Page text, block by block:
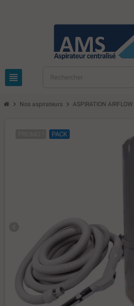
view_headline
chevron_right Nos aspirateurs chevron_right ASPIRATION AIRFLOW
PACK